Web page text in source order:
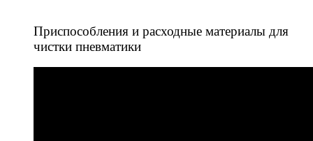
Приспособления и расходные материалы для
чистки пневматики